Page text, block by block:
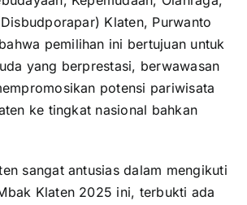
Klaten, Purwanto
pemilihan ini bertujuan untuk
yang berprestasi, berwawasan
potensi pariwisata
ke tingkat nasional bahkan
sangat antusias dalam mengikuti
Klaten 2025 ini, terbukti ada